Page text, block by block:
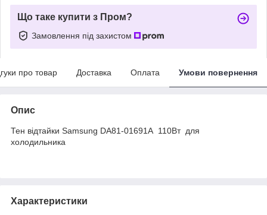
Що таке купити з Пром?
Замовлення під захистом
про товар Доставка Оплата Умови повернення
Опис
Тен відтайки Samsung DA81-01691A 110Вт для
холодильника
Характеристики